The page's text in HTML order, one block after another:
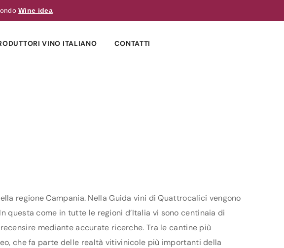
Wine idea
VINO ITALIANO CONTATTI
regione Campania. Nella Guida vini di Quattrocalici vengono
come in tutte le regioni d’Italia vi sono centinaia di
mediante accurate ricerche. Tra le cantine più
che fa parte delle realtà vitivinicole più importanti della